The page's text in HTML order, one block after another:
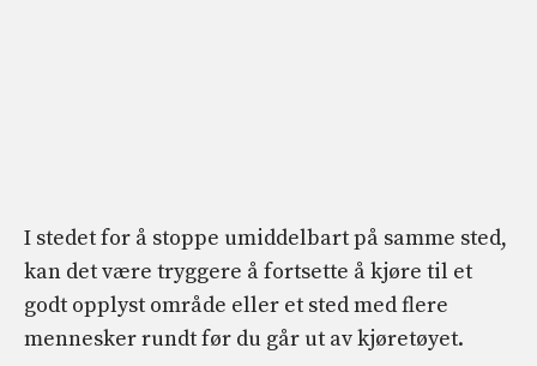
I stedet for å stoppe umiddelbart på samme sted,
kan det være tryggere å fortsette å kjøre til et
godt opplyst område eller et sted med flere
mennesker rundt før du går ut av kjøretøyet.